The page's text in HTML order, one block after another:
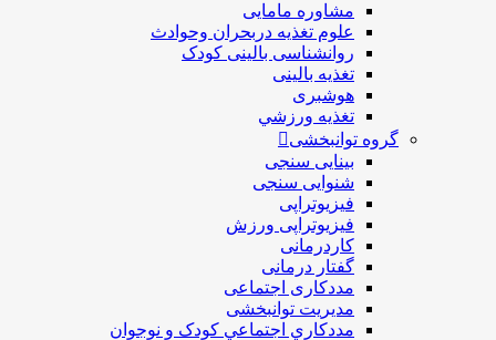
مشاوره مامایی
علوم تغذیه دربحران وحوادث
روانشناسی بالینی کودک
تغذیه بالینی
هوشبری
تغذيه ورزشي
گروه توانبخشی
بینایی سنجی
شنوایی سنجی
فیزیوتراپی
فیزیوتراپی ورزش
کاردرمانی
گفتار درمانی
مددکاری اجتماعی
مديريت توانبخشی
مددکاري اجتماعي کودک و نوجوان